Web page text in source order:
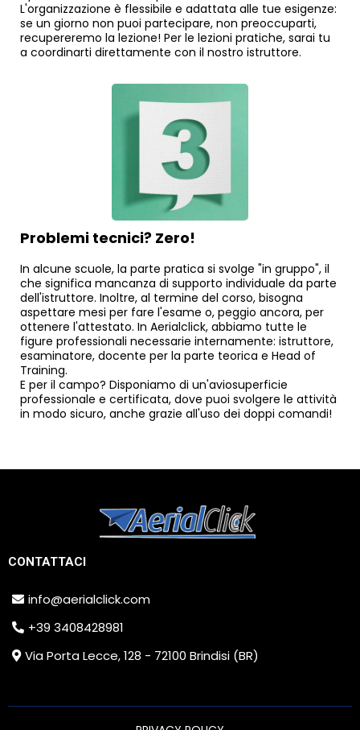
L'organizzazione è flessibile e adattata alle tue esigenze:
se un giorno non puoi partecipare, non preoccuparti,
recupereremo la lezione! Per le lezioni pratiche, sarai tu
a coordinarti direttamente con il nostro istruttore.
Problemi tecnici? Zero!
In alcune scuole, la parte pratica si svolge "in gruppo", il
che significa mancanza di supporto individuale da parte
dell'istruttore. Inoltre, al termine del corso, bisogna
aspettare mesi per fare l'esame o, peggio ancora, per
ottenere l'attestato. In Aerialclick, abbiamo tutte le
figure professionali necessarie internamente: istruttore,
esaminatore, docente per la parte teorica e Head of
Training.
E per il campo? Disponiamo di un'aviosuperficie
professionale e certificata, dove puoi svolgere le attività
in modo sicuro, anche grazie all'uso dei doppi comandi!
CONTATTACI
info@aerialclick.com
+39 3408428981
Via Porta Lecce, 128 - 72100 Brindisi (BR)